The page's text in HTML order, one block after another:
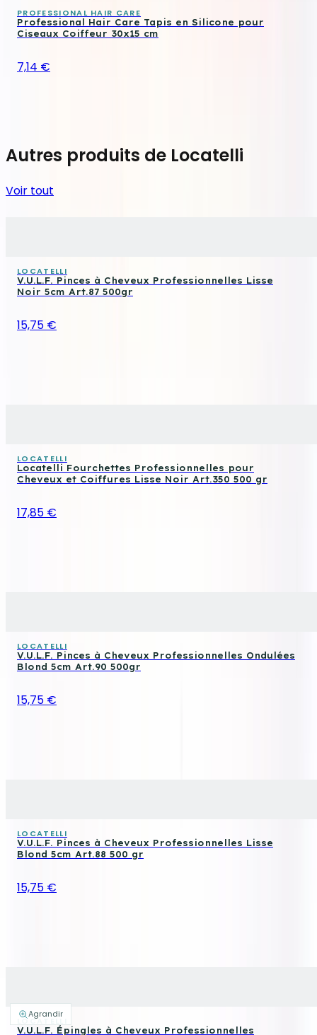
Agrandir
PROFESSIONAL HAIR CARE
Professional Hair Care Tapis en Silicone pour
Ciseaux Coiffeur 30x15 cm
7,14 €
Autres produits de Locatelli
Voir tout
LOCATELLI
V.U.L.F. Pinces à Cheveux Professionnelles Lisse
Noir 5cm Art.87 500gr
15,75 €
LOCATELLI
Locatelli Fourchettes Professionnelles pour
Cheveux et Coiffures Lisse Noir Art.350 500 gr
17,85 €
LOCATELLI
V.U.L.F. Pinces à Cheveux Professionnelles Ondulées
Blond 5cm Art.90 500gr
15,75 €
LOCATELLI
V.U.L.F. Pinces à Cheveux Professionnelles Lisse
Blond 5cm Art.88 500 gr
15,75 €
LOCATELLI
V.U.L.F. Épingles à Cheveux Professionnelles